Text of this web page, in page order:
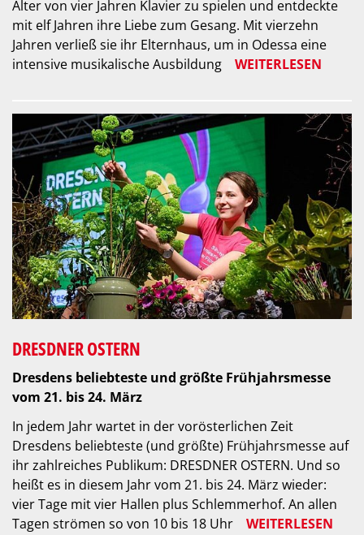
Alter von vier Jahren Klavier zu spielen und entdeckte
mit elf Jahren ihre Liebe zum Gesang. Mit vierzehn
Jahren verließ sie ihr Elternhaus, um in Odessa eine
intensive musikalische Ausbildung
WEITERLESEN
DRESDNER OSTERN
Dresdens beliebteste und größte Frühjahrsmesse
vom 21. bis 24. März
In jedem Jahr wartet in der vorösterlichen Zeit
Dresdens beliebteste (und größte) Frühjahrsmesse auf
ihr zahlreiches Publikum: DRESDNER OSTERN. Und so
heißt es in diesem Jahr vom 21. bis 24. März wieder:
vier Tage mit vier Hallen plus Schlemmerhof. An allen
Tagen strömen so von 10 bis 18 Uhr
WEITERLESEN